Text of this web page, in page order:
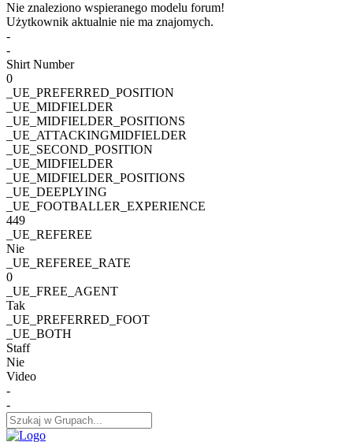
Nie znaleziono wspieranego modelu forum!
Użytkownik aktualnie nie ma znajomych.
-
-
Shirt Number
0
_UE_PREFERRED_POSITION
_UE_MIDFIELDER
_UE_MIDFIELDER_POSITIONS
_UE_ATTACKINGMIDFIELDER
_UE_SECOND_POSITION
_UE_MIDFIELDER
_UE_MIDFIELDER_POSITIONS
_UE_DEEPLYING
_UE_FOOTBALLER_EXPERIENCE
449
_UE_REFEREE
Nie
_UE_REFEREE_RATE
0
_UE_FREE_AGENT
Tak
_UE_PREFERRED_FOOT
_UE_BOTH
Staff
Nie
Video
-
-